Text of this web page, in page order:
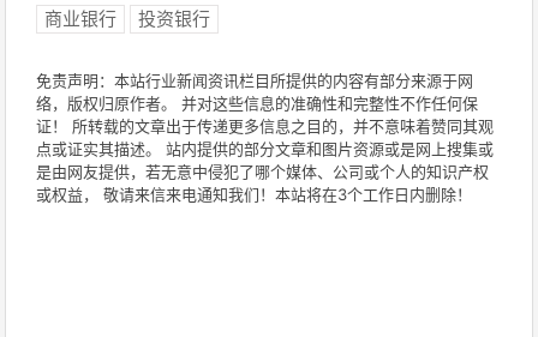
商业银行 投资银行
免责声明：本站行业新闻资讯栏目所提供的内容有部分来源于网
络，版权归原作者。 并对这些信息的准确性和完整性不作任何保
证！ 所转载的文章出于传递更多信息之目的，并不意味着赞同其观
点或证实其描述。 站内提供的部分文章和图片资源或是网上搜集或
是由网友提供，若无意中侵犯了哪个媒体、公司或个人的知识产权
或权益， 敬请来信来电通知我们！本站将在3个工作日内删除！